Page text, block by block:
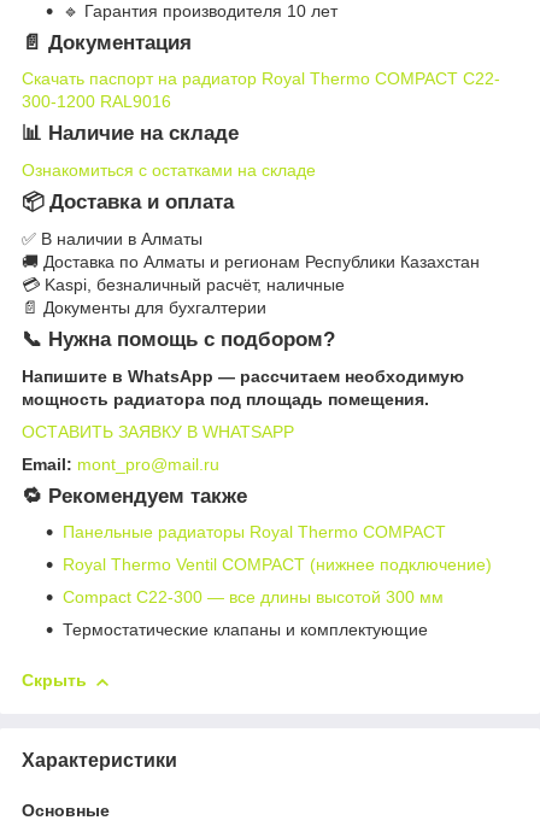
🔹 Гарантия производителя 10 лет
📄 Документация
Скачать паспорт на радиатор Royal Thermo COMPACT C22-
300-1200 RAL9016
📊 Наличие на складе
Ознакомиться с остатками на складе
📦 Доставка и оплата
✅ В наличии в Алматы
🚚 Доставка по Алматы и регионам Республики Казахстан
💳 Kaspi, безналичный расчёт, наличные
📄 Документы для бухгалтерии
📞 Нужна помощь с подбором?
Напишите в WhatsApp — рассчитаем необходимую
мощность радиатора под площадь помещения.
ОСТАВИТЬ ЗАЯВКУ В WHATSAPP
Email: mont_pro@mail.ru
🔁 Рекомендуем также
Панельные радиаторы Royal Thermo COMPACT
Royal Thermo Ventil COMPACT (нижнее подключение)
Compact C22-300 — все длины высотой 300 мм
Термостатические клапаны и комплектующие
Скрыть
Характеристики
Основные